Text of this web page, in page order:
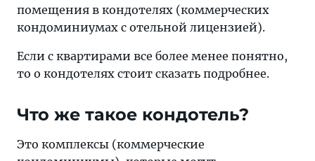
помещения в кондотелях (коммерческих
кондоминиумах с отельной лицензией).
Если с квартирами все более менее понятно,
то о кондотелях стоит сказать подробнее.
Что же такое кондотель?
Это комплексы (коммерческие